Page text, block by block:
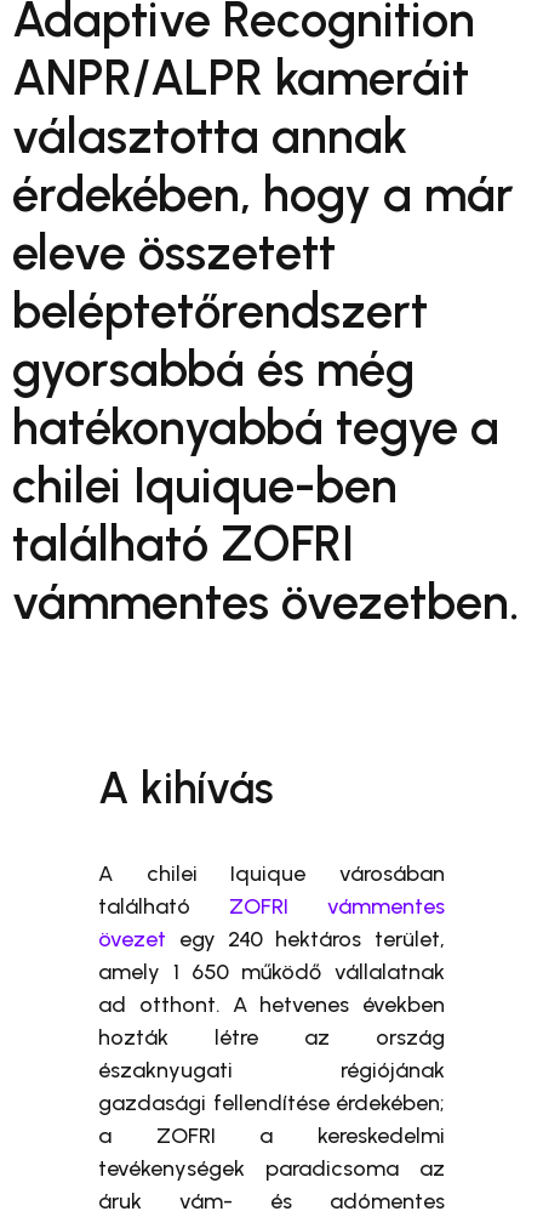
Adaptive Recognition
ANPR/ALPR kameráit
választotta annak
érdekében, hogy a már
eleve összetett
beléptetőrendszert
gyorsabbá és még
hatékonyabbá tegye a
chilei Iquique-ben
található ZOFRI
vámmentes övezetben.
A kihívás
A chilei Iquique városában
található ZOFRI vámmentes
övezet egy 240 hektáros terület,
amely 1 650 működő vállalatnak
ad otthont. A hetvenes években
hozták létre az ország
északnyugati régiójának
gazdasági fellendítése érdekében;
a ZOFRI a kereskedelmi
tevékenységek paradicsoma az
áruk vám- és adómentes